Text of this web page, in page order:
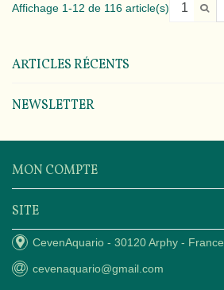
Affichage 1-12 de 116 article(s)
ARTICLES RÉCENTS
NEWSLETTER
MON COMPTE
SITE
CevenAquario - 30120 Arphy - France
cevenaquario@gmail.com